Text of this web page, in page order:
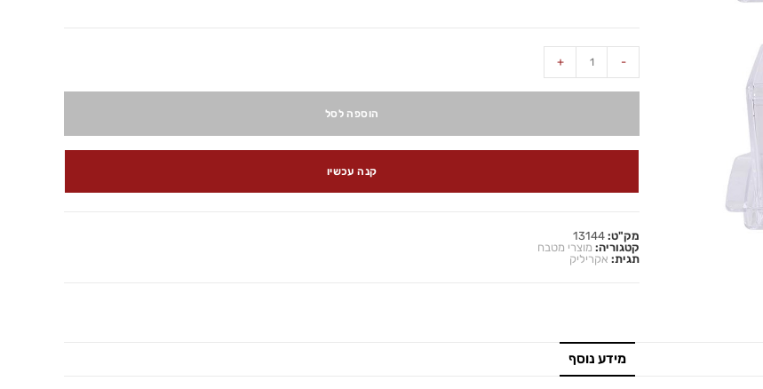
-
+
הוספה לסל
קנה עכשיו
מק"ט: 13144
קטגוריה: מוצרי מטבח
תגית: אקריליק
מידע נוסף